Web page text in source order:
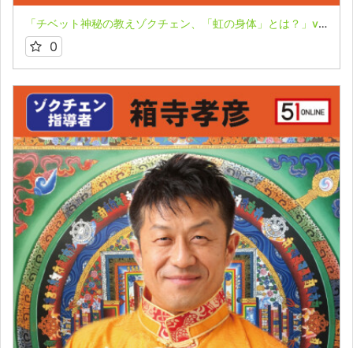
「チベット神秘の教えゾクチェン、「虹の身体」とは？」vol.４★箱寺孝彦
0